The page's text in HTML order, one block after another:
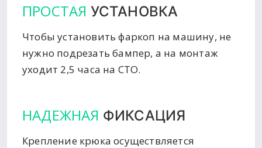
ПРОСТАЯ УСТАНОВКА
Чтобы установить фаркоп на машину, не
нужно подрезать бампер, а на монтаж
уходит 2,5 часа на СТО.
НАДЕЖНАЯ ФИКСАЦИЯ
Крепление крюка осуществляется